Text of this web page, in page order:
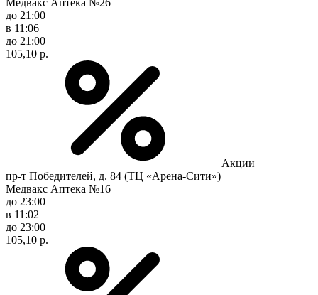
до 21:00
в 11:06
до 21:00
105,10 р.
Акции
пр-т Победителей, д. 84 (ТЦ «Арена-Сити»)
Медвакс Аптека №16
до 23:00
в 11:02
до 23:00
105,10 р.